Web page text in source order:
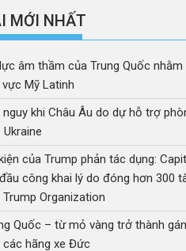
MỚI NHẤT
âm thầm của Trung Quốc
vực Mỹ Latinh
nguy khi Châu Âu do dự hỗ trợ
của Trump phản tác dụng:
công khai lý do đóng hơn 300
Trump Organization
Quốc – từ mỏ vàng trở thành
các hãng xe Đức